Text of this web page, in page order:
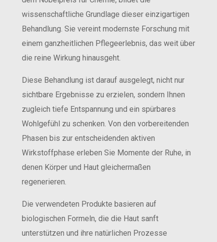
wissenschaftliche Grundlage dieser einzigartigen
Behandlung. Sie vereint modernste Forschung mit
einem ganzheitlichen Pflegeerlebnis, das weit über
die reine Wirkung hinausgeht.
Diese Behandlung ist darauf ausgelegt, nicht nur
sichtbare Ergebnisse zu erzielen, sondern Ihnen
zugleich tiefe Entspannung und ein spürbares
Wohlgefühl zu schenken. Von den vorbereitenden
Phasen bis zur entscheidenden aktiven
Wirkstoffphase erleben Sie Momente der Ruhe, in
denen Körper und Haut gleichermaßen
regenerieren.
Die verwendeten Produkte basieren auf
biologischen Formeln, die die Haut sanft
unterstützen und ihre natürlichen Prozesse